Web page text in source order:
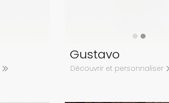
Gustavo
Découvrir et personnaliser